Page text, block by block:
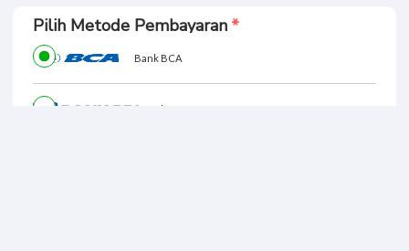
Pilih Metode Pembayaran
Bank BCA
Bank BRI